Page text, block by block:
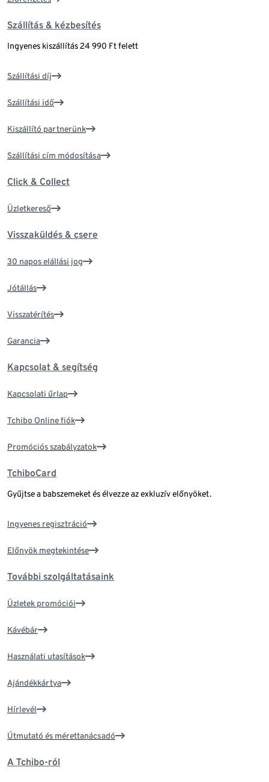
Szállítás & kézbesítés
Ingyenes kiszállítás 24 990 Ft felett
Szállítási díj
Szállítási idő
Kiszállító partnerünk
Szállítási cím módosítása
Click & Collect
Üzletkereső
Visszaküldés & csere
30 napos elállási jog
Jótállás
Visszatérítés
Garancia
Kapcsolat & segítség
Kapcsolati űrlap
Tchibo Online fiók
Promóciós szabályzatok
TchiboCard
Gyűjtse a babszemeket és élvezze az exkluzív előnyöket.
Ingyenes regisztráció
Előnyök megtekintése
További szolgáltatásaink
Üzletek promóciói
Kávébár
Használati utasítások
Ajándékkártya
Hírlevél
Útmutató és mérettanácsadó
A Tchibo-ról